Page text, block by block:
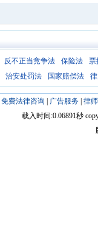
反不正当竞争法 保险法
票
治安处罚法 国家赔偿法
免费法律咨询 广告服务| 律
载入时间:0.06891秒